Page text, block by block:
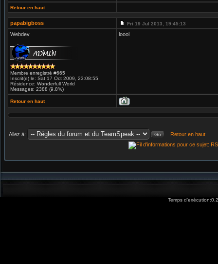
Retour en haut
papabigboss Fri 19 Jul 2013, 19:45:13
Webdev
Membre enregistré #665
Inscrit(e) le: Sat 17 Oct 2009, 23:08:55
Résidence: Wonderfull World
Messages: 2388 (9.8%)
loool
Retour en haut
Allez à: Retour en haut
Temps